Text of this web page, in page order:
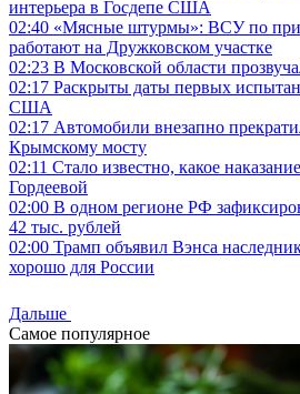
интерьера в Госдепе США
02:40 «Мясные штурмы»: ВСУ по
работают на Дружковском участке
02:23 В Московской области
02:17 Раскрыты даты первых
США
02:17 Автомобили внезапно
Крымскому мосту
02:11 Стало известно, какое
Гордеевой
02:00 В одном регионе РФ
42 тыс. рублей
02:00 Трамп объявил Вэнса
хорошо для России
Дальше
Самое популярное